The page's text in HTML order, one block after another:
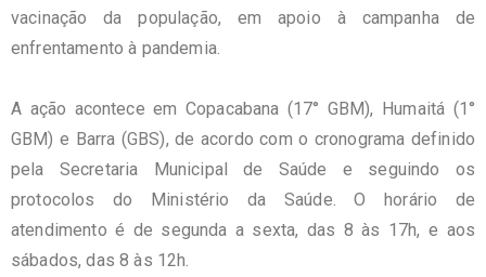
vacinação da população, em apoio à campanha de
enfrentamento à pandemia.
A ação acontece em Copacabana (17° GBM), Humaitá (1°
GBM) e Barra (GBS), de acordo com o cronograma definido
pela Secretaria Municipal de Saúde e seguindo os
protocolos do Ministério da Saúde. O horário de
atendimento é de segunda a sexta, das 8 às 17h, e aos
sábados, das 8 às 12h.